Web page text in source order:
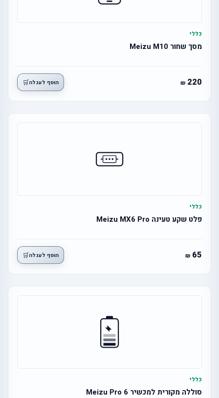
כללי
מסך שחור Meizu M10
220 הוסף לעגלה🛒
כללי
פלט שקע טעינה Meizu MX6 Pro
65 הוסף לעגלה🛒
כללי
סוללה מקורית למכשיר Meizu Pro 6